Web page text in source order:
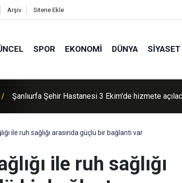
Arşiv Sitene Ekle
SPOR EKONOMI DÜNYA SIYASET
TMO 2026 sezonu kabuklu fındık alım fiyatlarını
ile ruh sağlığı arasında güçlü bir bağlantı var
ile ruh sağlığı